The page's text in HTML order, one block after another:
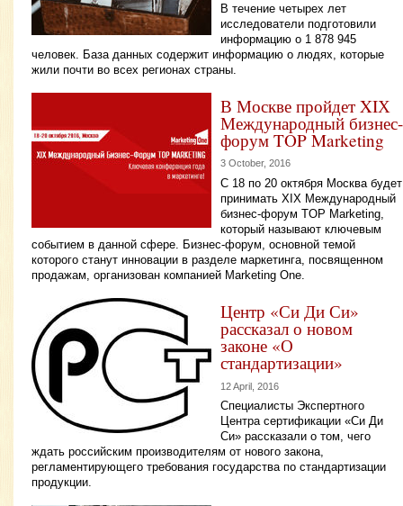
В течение четырех лет
исследователи подготовили
информацию о 1 878 945
человек. База данных содержит информацию о людях, которые
жили почти во всех регионах страны.
В Москве пройдет XIХ
Международный бизнес-
форум TOP Marketing
3 October, 2016
С 18 по 20 октября Москва будет
принимать XIХ Международный
бизнес-форум TOP Marketing,
который называют ключевым
событием в данной сфере. Бизнес-форум, основной темой
которого станут инновации в разделе маркетинга, посвященном
продажам, организован компанией Marketing One.
Центр «Си Ди Си»
рассказал о новом
законе «О
стандартизации»
12 April, 2016
Специалисты Экспертного
Центра сертификации «Си Ди
Си» рассказали о том, чего
ждать российским производителям от нового закона,
регламентирующего требования государства по стандартизации
продукции.